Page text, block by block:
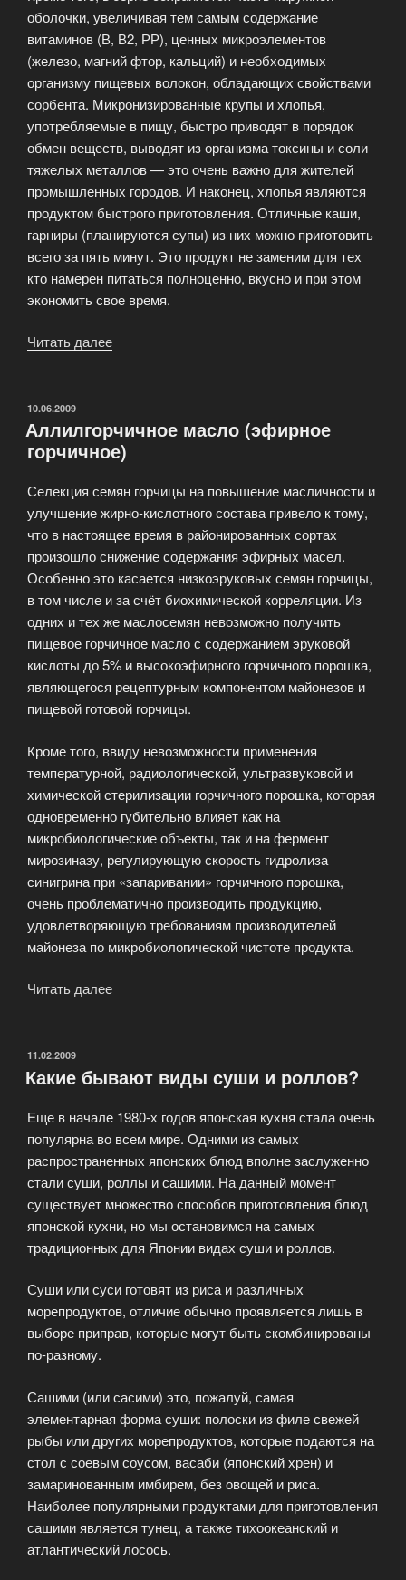
оболочки, увеличивая тем самым содержание
витаминов (В, В2, РР), ценных микроэлементов
(железо, магний фтор, кальций) и необходимых
организму пищевых волокон, обладающих свойствами
сорбента. Микронизированные крупы и хлопья,
употребляемые в пищу, быстро приводят в порядок
обмен веществ, выводят из организма токсины и соли
тяжелых металлов — это очень важно для жителей
промышленных городов. И наконец, хлопья являются
продуктом быстрого приготовления. Отличные каши,
гарниры (планируются супы) из них можно приготовить
всего за пять минут. Это продукт не заменим для тех
кто намерен питаться полноценно, вкусно и при этом
экономить свое время.
Читать далее
ОПУБЛИКОВАНО
10.06.2009
Аллилгорчичное масло (эфирное
горчичное)
Селекция семян горчицы на повышение масличности и
улучшение жирно-кислотного состава привело к тому,
что в настоящее время в районированных сортах
произошло снижение содержания эфирных масел.
Особенно это касается низкоэруковых семян горчицы,
в том числе и за счёт биохимической корреляции. Из
одних и тех же маслосемян невозможно получить
пищевое горчичное масло с содержанием эруковой
кислоты до 5% и высокоэфирного горчичного порошка,
являющегося рецептурным компонентом майонезов и
пищевой готовой горчицы.
Кроме того, ввиду невозможности применения
температурной, радиологической, ультразвуковой и
химической стерилизации горчичного порошка, которая
одновременно губительно влияет как на
микробиологические объекты, так и на фермент
мирозиназу, регулирующую скорость гидролиза
синигрина при «запаривании» горчичного порошка,
очень проблематично производить продукцию,
удовлетворяющую требованиям производителей
майонеза по микробиологической чистоте продукта.
Читать далее
ОПУБЛИКОВАНО
11.02.2009
Какие бывают виды суши и роллов?
Еще в начале 1980-х годов японская кухня стала очень
популярна во всем мире. Одними из самых
распространенных японских блюд вполне заслуженно
стали суши, роллы и сашими. На данный момент
существует множество способов приготовления блюд
японской кухни, но мы остановимся на самых
традиционных для Японии видах суши и роллов.
Суши или суси готовят из риса и различных
морепродуктов, отличие обычно проявляется лишь в
выборе приправ, которые могут быть скомбинированы
по-разному.
Сашими (или сасими) это, пожалуй, самая
элементарная форма суши: полоски из филе свежей
рыбы или других морепродуктов, которые подаются на
стол с соевым соусом, васаби (японский хрен) и
замаринованным имбирем, без овощей и риса.
Наиболее популярными продуктами для приготовления
сашими является тунец, а также тихоокеанский и
атлантический лосось.